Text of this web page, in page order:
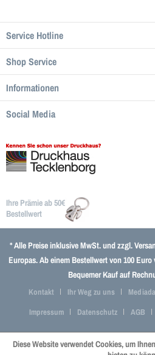
Service Hotline
Shop Service
Informationen
Social Media
Ihre Prämie ab 50€
Bestellwert
* Alle Preise inklusive MwSt. und zzgl.
Europas. Ab einem Bestellwert von 100
Bequemer Kauf auf
Kontakt Ihr Weg zu uns
Impressum
Datenschutz AGB
Diese Website verwendet Cookies, um